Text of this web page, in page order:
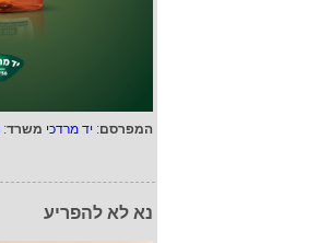
המפרסם: יד מרדכי משרד:
נא לא להפריע